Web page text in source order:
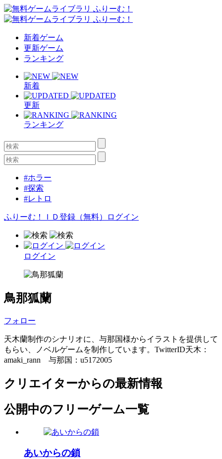
新着ゲーム
更新ゲーム
ランキング
新着
更新
ランキング
#ホラー
#探索
#レトロ
ふりーむ！ＩＤ登録（無料） ログイン
ログイン
鳥那狐蘭
フォロー
天木蘭制作のシナリオに、与那国様からイラストを提供して
もらい、ノベルゲームを制作しています。TwitterID天木：
amaki_rann 与那国：u5172005
クリエイターからの最新情報
公開中のフリーゲーム一覧
あいからの鎖